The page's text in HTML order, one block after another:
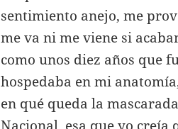
sentimiento anejo, me
me va ni me viene si
como unos diez años que
hospedaba en mi
en qué queda la